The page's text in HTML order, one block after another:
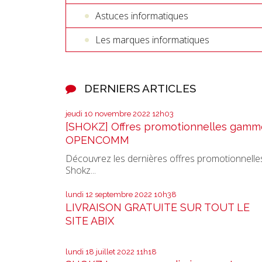
Astuces informatiques
Les marques informatiques
DERNIERS ARTICLES
jeudi 10 novembre 2022 12h03
[SHOKZ] Offres promotionnelles
OPENCOMM
Découvrez les dernières offres
Shokz...
lundi 12 septembre 2022 10h38
LIVRAISON GRATUITE SUR TOUT LE
SITE ABIX
lundi 18 juillet 2022 11h18